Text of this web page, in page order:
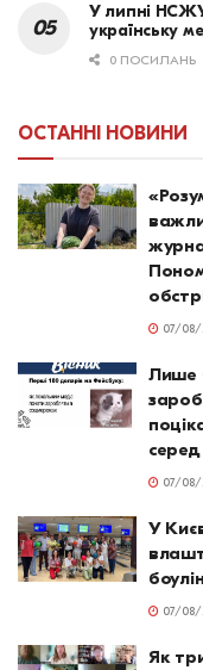
У липні НСЖУ
українську
0 ПОСИЛАНЬ
ОСТАННІ НОВИНИ
07/08/
Лише
серед
07/08/
У
07/08/
Як